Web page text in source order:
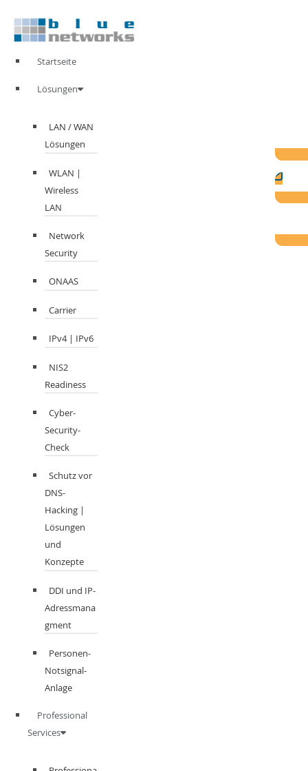
Inhalt
springen
Startseite
Lösungen
LAN / WAN
Lösungen
WLAN |
Wireless
LAN
Network
Security
ONAAS
Carrier
IPv4 | IPv6
NIS2
Readiness
Cyber-
Security-
Check
Schutz vor
DNS-
Hacking |
Lösungen
und
Konzepte
DDI und IP-
Adressmana
gment​
Personen-
Notsignal-
Anlage
Professional
Services